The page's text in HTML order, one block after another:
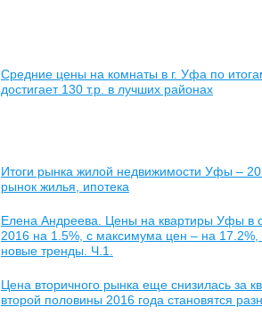
Средние цены на комнаты в г. Уфа по
достигает 130 т.р. в лучших районах
Итоги рынка жилой недвижимости Уфы –
рынок жилья, ипотека
Елена Андреева. Цены на квартиры Уфы в
2016 на 1.5%, с максимума цен – на
новые тренды. Ч.1.
Цена вторичного рынка еще снизилась за
второй половины 2016 года становятся